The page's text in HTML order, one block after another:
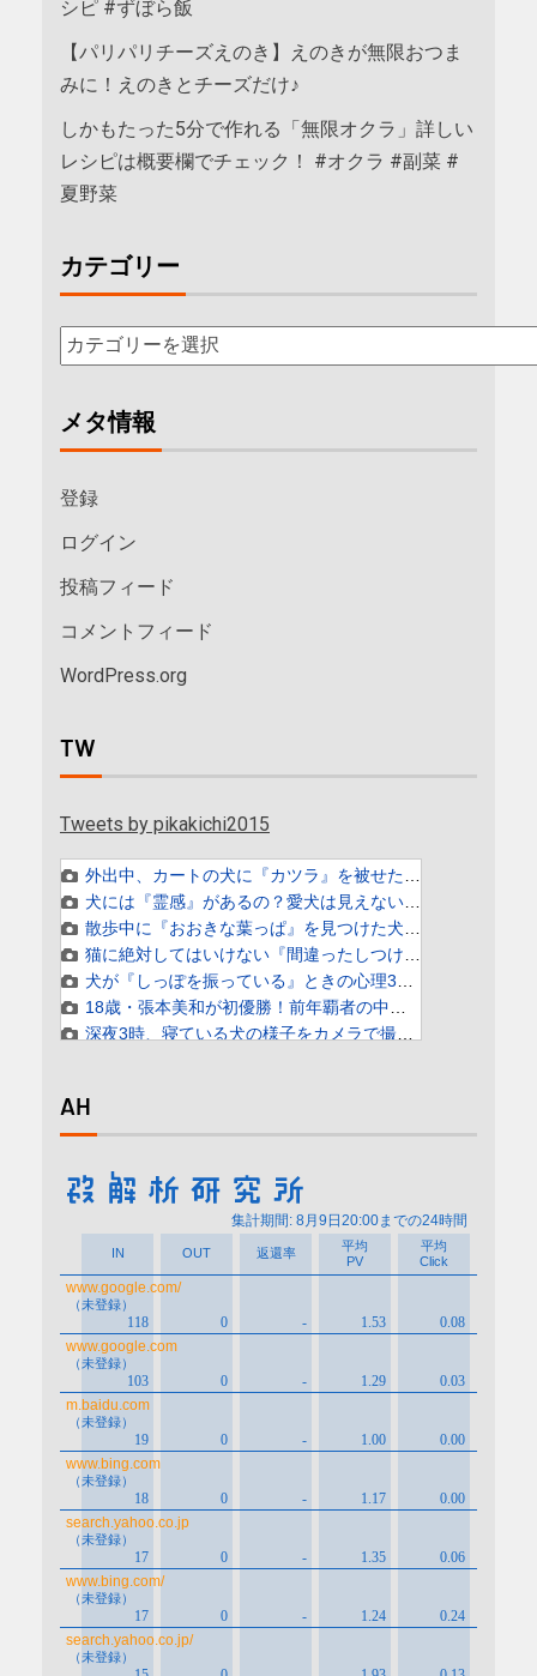
シピ #ずぼら飯
【パリパリチーズえのき】えのきが無限おつま
みに！えのきとチーズだけ♪
しかもたった5分で作れる「無限オクラ」詳しい
レシピは概要欄でチェック！ #オクラ #副菜 #
夏野菜
カテゴリー
メタ情報
登録
ログイン
投稿フィード
コメントフィード
WordPress.org
TW
Tweets by pikakichi2015
AH